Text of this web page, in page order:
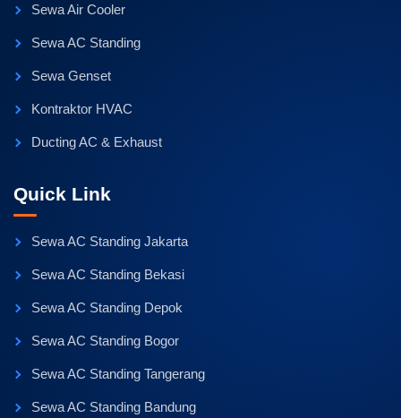
Sewa Air Cooler
Sewa AC Standing
Sewa Genset
Kontraktor HVAC
Ducting AC & Exhaust
Quick Link
Sewa AC Standing Jakarta
Sewa AC Standing Bekasi
Sewa AC Standing Depok
Sewa AC Standing Bogor
Sewa AC Standing Tangerang
Sewa AC Standing Bandung